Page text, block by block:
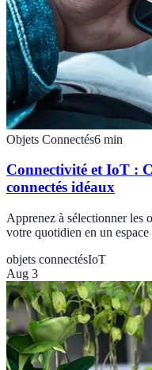
Objets Connectés6 min
Connectivité et IoT :
connectés idéaux
Apprenez à sélectionner les
votre quotidien en un
objets connectésIoT
Aug 3